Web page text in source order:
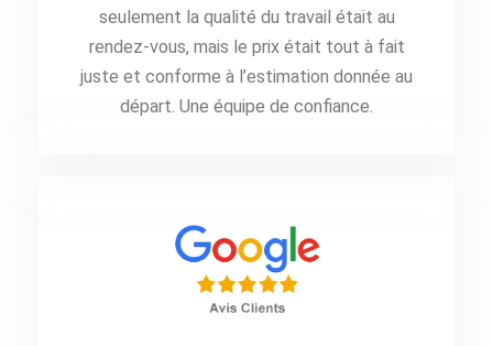
seulement la qualité du travail était au
rendez-vous, mais le prix était tout à fait
juste et conforme à l’estimation donnée au
départ. Une équipe de confiance.